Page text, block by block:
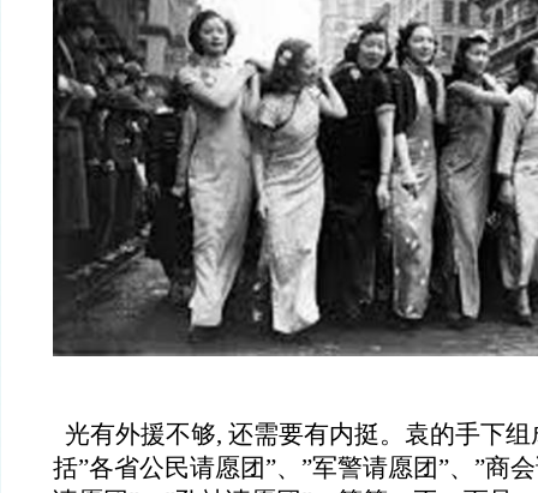
光有外援不够, 还需要有内挺。袁的手下
括”各省公民请愿团”、”军警请愿团”、”商